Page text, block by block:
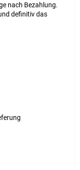
nach Bezahlung.
definitiv das
von 5 Sternen.
von 5 Sternen.
von 5 Sternen.